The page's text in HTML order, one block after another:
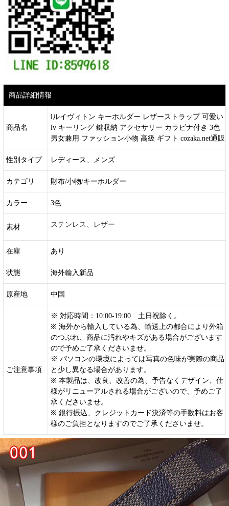
商品詳細情報
商品名
lルイヴィトン キーホルダー レザーストラップ 可愛い
lv キーリング 鍵収納 アクセサリー カラビナ付き 3色
男女兼用 ファッション小物 高級 ギフト cozaka.net通販
性別タイプ レディース、メンズ
カテゴリ 財布/小物/キーホルダー
カラー 3色
素材 ステンレス、レザー
在庫 あり
状態 海外輸入新品
原産地 中国
ご注意事項
※ 対応時間：10:00-19:00 土日祝除く。
※ 海外から輸入している為、輸送上の都合により外箱
のつぶれ、商品に汚れやキズがある場合がございます
ので予めご了承くださいませ。
※ パソコンの環境によっては写真の色味が実際の商品
と少し異なる場合があります。
※ 本製品は、改良、改善の為、予告なくデザイン、仕
様がリニューアルされる場合がございので、予めご了
承くださいませ。
※ 銀行振込、クレジットカード決済等の手数料はお客
様のご負担となりますのでご了承くださいませ。